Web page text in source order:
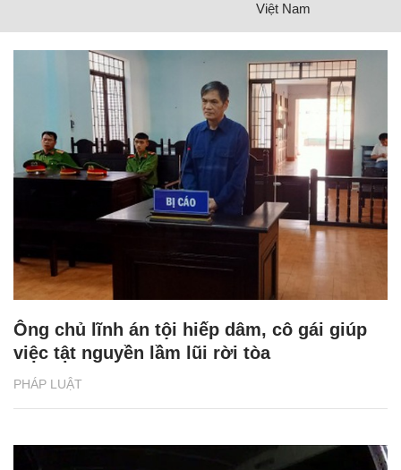
Việt Nam
PHÁP LUẬT
Ông chủ lĩnh án tội hiếp dâm, cô gái giúp
việc tật nguyền lầm lũi rời tòa